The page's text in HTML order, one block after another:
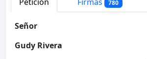
780
Señor
Gudy Rivera